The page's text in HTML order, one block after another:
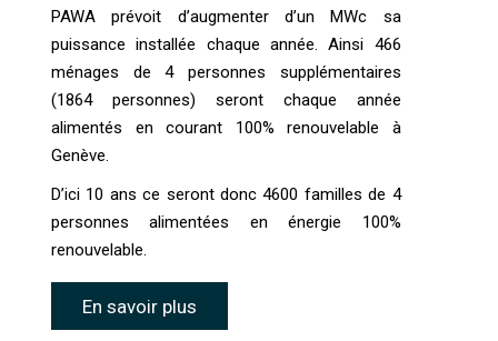
PAWA prévoit d’augmenter d’un MWc sa
puissance installée chaque année.Ainsi 466
ménages de 4 personnes supplémentaires
(1864 personnes) seront chaque année
alimentés en courant 100% renouvelable à
Genève.
D’ici 10 ans ce seront donc 4600 familles de 4
personnes alimentées en énergie 100%
renouvelable.
En savoir plus